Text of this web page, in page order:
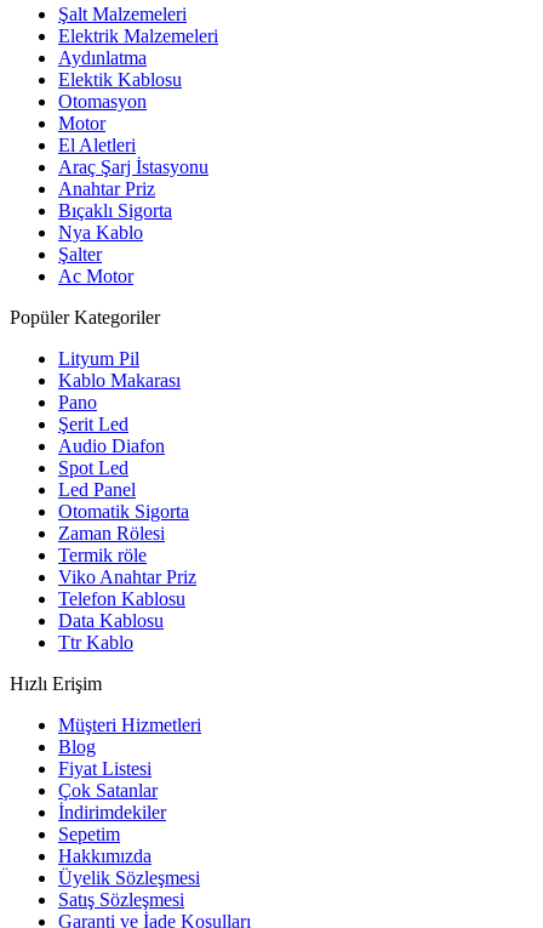
Şalt Malzemeleri
Elektrik Malzemeleri
Aydınlatma
Elektik Kablosu
Otomasyon
Motor
El Aletleri
Araç Şarj İstasyonu
Anahtar Priz
Bıçaklı Sigorta
Nya Kablo
Şalter
Ac Motor
Popüler Kategoriler
Lityum Pil
Kablo Makarası
Pano
Şerit Led
Audio Diafon
Spot Led
Led Panel
Otomatik Sigorta
Zaman Rölesi
Termik röle
Viko Anahtar Priz
Telefon Kablosu
Data Kablosu
Ttr Kablo
Hızlı Erişim
Müşteri Hizmetleri
Blog
Fiyat Listesi
Çok Satanlar
İndirimdekiler
Sepetim
Hakkımızda
Üyelik Sözleşmesi
Satış Sözleşmesi
Garanti ve İade Koşulları